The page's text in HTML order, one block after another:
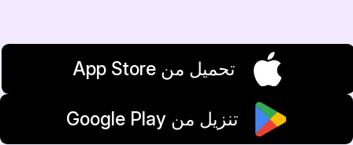
تحميل من App Store
تنزيل من Google Play